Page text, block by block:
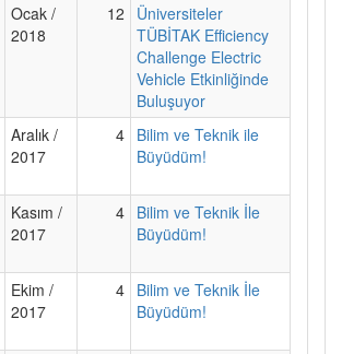
Ocak /
2018
12
Üniversiteler
TÜBİTAK Efficiency
Challenge Electric
Vehicle Etkinliğinde
Buluşuyor
Aralık /
2017
4 Bilim ve Teknik ile
Büyüdüm!
Kasım /
2017
4 Bilim ve Teknik İle
Büyüdüm!
Ekim /
2017
4 Bilim ve Teknik İle
Büyüdüm!